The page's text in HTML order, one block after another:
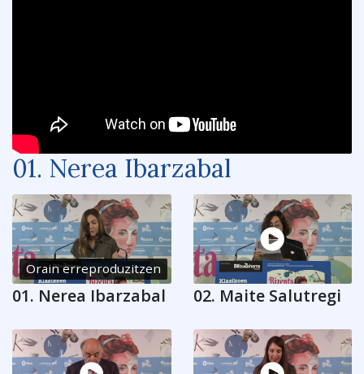
01. Nerea Ibarzabal
Orain erreproduzitzen
01. Nerea Ibarzabal 02. Maite Salutregi